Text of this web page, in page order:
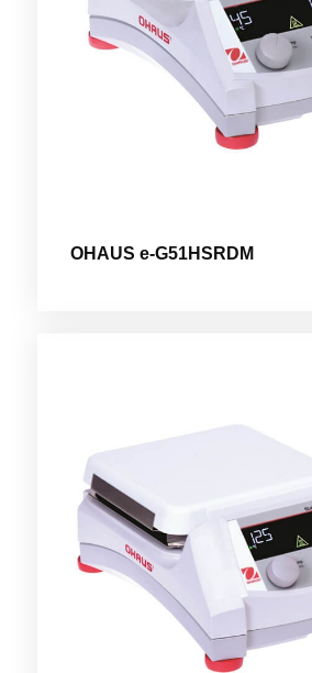
OHAUS e-G51HSRDM